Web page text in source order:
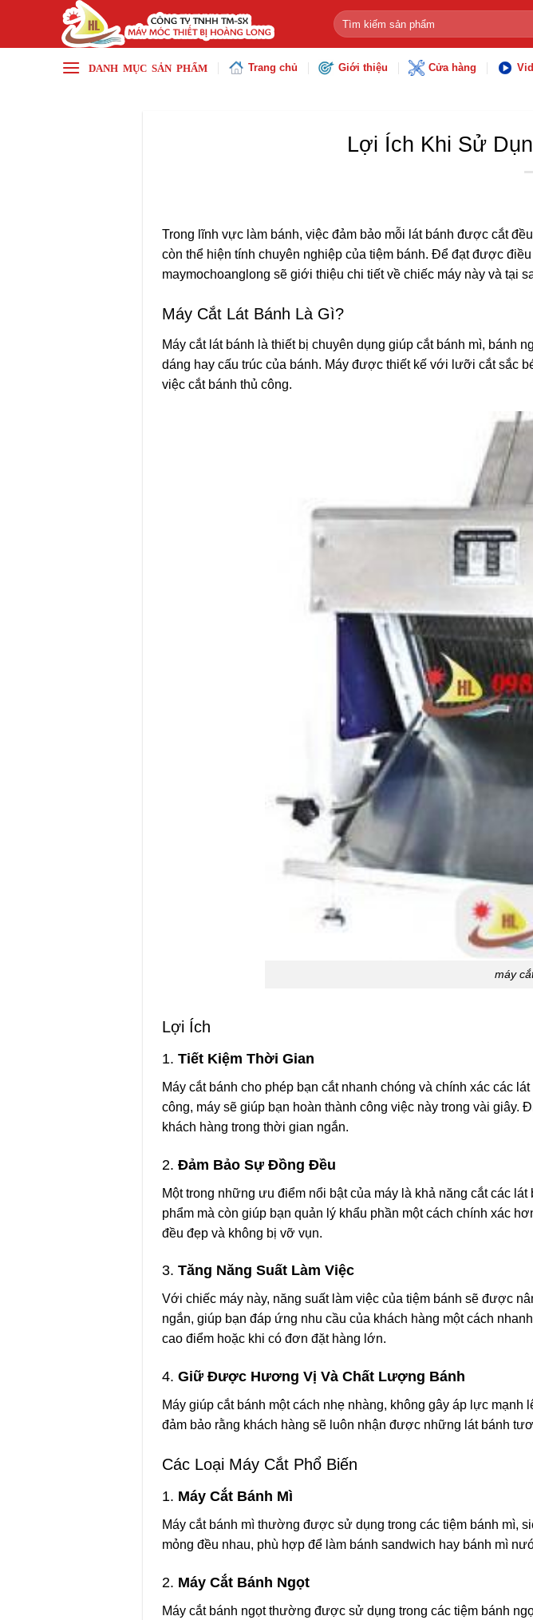
nội
Tìm
kiếm:
Trang chủ Giới thiệu Cửa hàng
Lợi Ích Khi Sử
Trong lĩnh vực làm bánh, việc đảm bảo mỗi lát bánh được cắt
còn thể hiện tính chuyên nghiệp của tiệm bánh. Để đạt được
maymochoanglong sẽ giới thiệu chi tiết về chiếc máy này và tại
Máy Cắt Lát Bánh Là Gì?
Máy cắt lát bánh là thiết bị chuyên dụng giúp cắt bánh mì, bánh
dáng hay cấu trúc của bánh. Máy được thiết kế với lưỡi cắt sắc
việc cắt bánh thủ công.
máy
Lợi Ích
1. Tiết Kiệm Thời Gian
Máy cắt bánh cho phép bạn cắt nhanh chóng và chính xác các
công, máy sẽ giúp bạn hoàn thành công việc này trong vài
khách hàng trong thời gian ngắn.
2. Đảm Bảo Sự Đồng Đều
Một trong những ưu điểm nổi bật của máy là khả năng cắt các
phẩm mà còn giúp bạn quản lý khẩu phần một cách chính xác
đều đẹp và không bị vỡ vụn.
3. Tăng Năng Suất Làm Việc
Với chiếc máy này, năng suất làm việc của tiệm bánh sẽ được
ngắn, giúp bạn đáp ứng nhu cầu của khách hàng một cách
cao điểm hoặc khi có đơn đặt hàng lớn.
4. Giữ Được Hương Vị Và Chất Lượng Bánh
Máy giúp cắt bánh một cách nhẹ nhàng, không gây áp lực
đảm bảo rằng khách hàng sẽ luôn nhận được những lát bánh
Các Loại Máy Cắt Phổ Biến
1. Máy Cắt Bánh Mì
Máy cắt bánh mì thường được sử dụng trong các tiệm bánh mì,
mỏng đều nhau, phù hợp để làm bánh sandwich hay bánh mì
2. Máy Cắt Bánh Ngọt
Máy cắt bánh ngọt thường được sử dụng trong các tiệm bánh